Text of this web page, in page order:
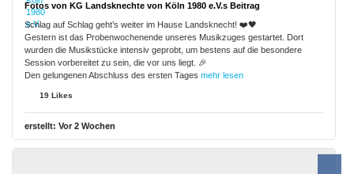
Fotos von KG Landsknechte von Köln 1980 e.V.s Beitrag
Schlag auf Schlag geht’s weiter im Hause Landsknecht! ❤️🖤
Gestern ist das Probenwochenende unseres Musikzuges gestartet. Dort
wurden die Musikstücke intensiv geprobt, um bestens auf die besondere
Session vorbereitet zu sein, die vor uns liegt. 🎉
Den gelungenen Abschluss des ersten Tages mehr lesen
19 Likes
erstellt: Vor 2 Wochen